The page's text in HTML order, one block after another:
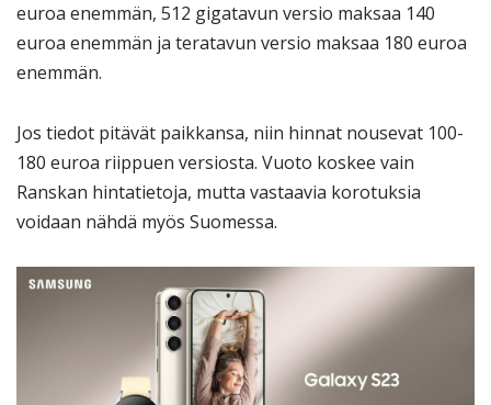
euroa enemmän, 512 gigatavun versio maksaa 140
euroa enemmän ja teratavun versio maksaa 180 euroa
enemmän.
Jos tiedot pitävät paikkansa, niin hinnat nousevat 100-
180 euroa riippuen versiosta. Vuoto koskee vain
Ranskan hintatietoja, mutta vastaavia korotuksia
voidaan nähdä myös Suomessa.